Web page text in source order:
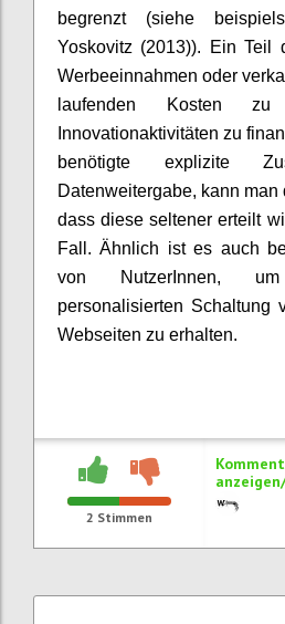
begrenzt (siehe
Yoskovitz (2013)). Ein Teil
Werbeeinnahmen oder
laufenden Kosten
Innovationaktivitäten zu
benötigte explizite
Datenweitergabe, kann man
dass diese seltener erteilt
Fall. Ähnlich ist es auch
von NutzerInnen,
personalisierten Schaltung
Webseiten zu erhalten.
2 Stimmen